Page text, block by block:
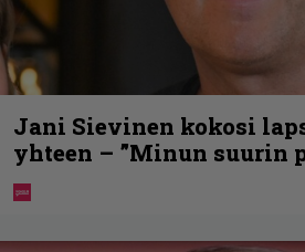
Jani Sievinen kokosi
yhteen – ”Minun suurin